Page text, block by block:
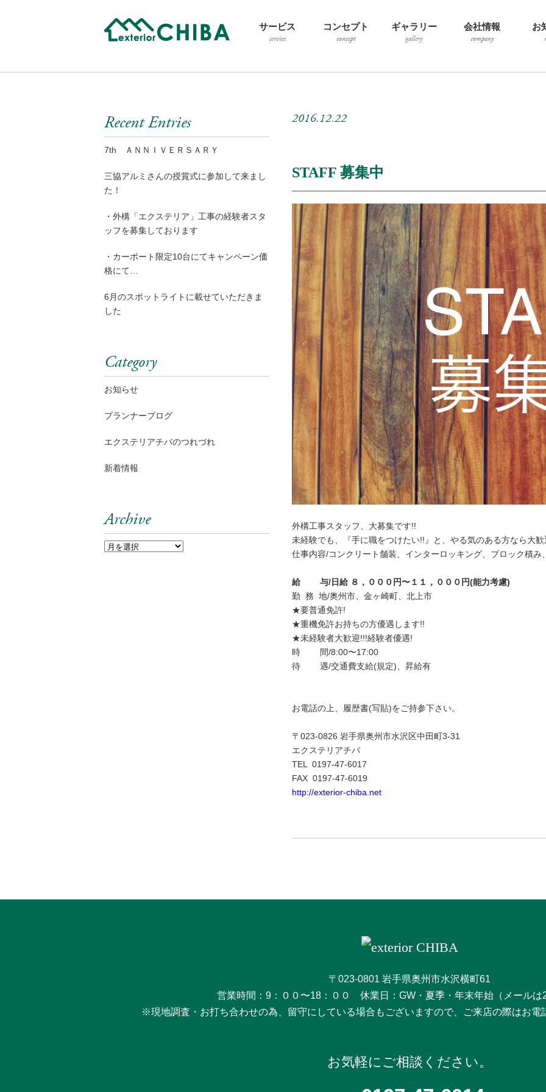
サービス
service
コンセプト
concept
ギャラリー
gallery
会社情報
company
お
2016.12.22
STAFF 募集中
外構工事スタッフ、大募集です!!
未経験でも、『手に職をつけたい!!』と、やる気のある方なら大歓
仕事内容/コンクリート舗装、インターロッキング、ブロック積
給 与/日給 ８，０００円〜１１，０００円(能力考慮)
勤 務 地/奥州市、金ヶ崎町、北上市
★要普通免許!
★重機免許お持ちの方優遇します!!
★未経験者大歓迎!!!経験者優遇!
時 間/8:00〜17:00
待 遇/交通費支給(規定)、昇給有
お電話の上、履歴書(写貼)をご持参下さい。
〒023-0826 岩手県奥州市水沢区中田町3-31
エクステリアチバ
TEL 0197-47-6017
FAX 0197-47-6019
http://exterior-chiba.net
Recent Entries
7th ＡＮＮＩＶＥＲＳＡＲＹ
三協アルミさんの授賞式に参加して来まし
た！
・外構「エクステリア」工事の経験者スタ
ッフを募集しております
・カーポート限定10台にてキャンペーン価
格にて…
6月のスポットライトに載せていただきま
した
Category
お知らせ
プランナーブログ
エクステリアチバのつれづれ
新着情報
Archive
〒023-0801 岩手県奥州市水沢横町61
営業時間：9：００〜18：００ 休業日：GW・夏季・年末年始（メールは
※現地調査・お打ち合わせの為、留守にしている場合もございますので、ご来店の際はお電
お気軽にご相談ください。